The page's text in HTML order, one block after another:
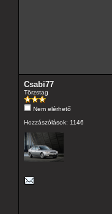
Csabi77
Törzstag
Nem elérhető
Hozzászólások: 1146